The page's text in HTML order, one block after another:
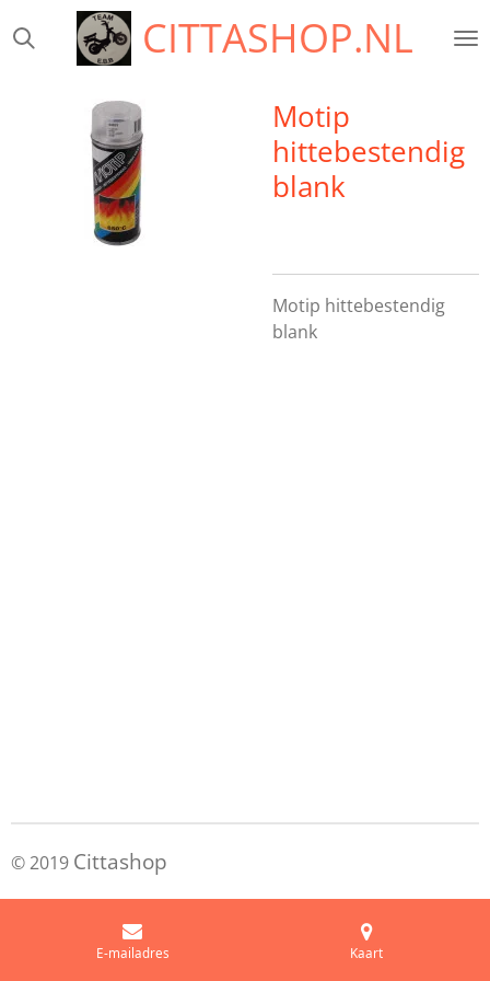
direct
hoofdinhoud
CITTASHOP.NL
Motip
hittebestendig
blank
Motip hittebestendig
blank
© 2019 Cittashop
E-mailadres Kaart